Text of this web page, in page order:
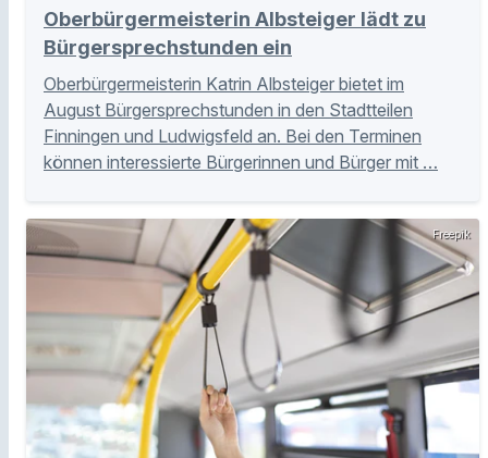
Oberbürgermeisterin Albsteiger lädt zu
Bürgersprechstunden ein
Oberbürgermeisterin Katrin Albsteiger bietet im
August Bürgersprechstunden in den Stadtteilen
Finningen und Ludwigsfeld an. Bei den Terminen
können interessierte Bürgerinnen und Bürger mit …
Freepik